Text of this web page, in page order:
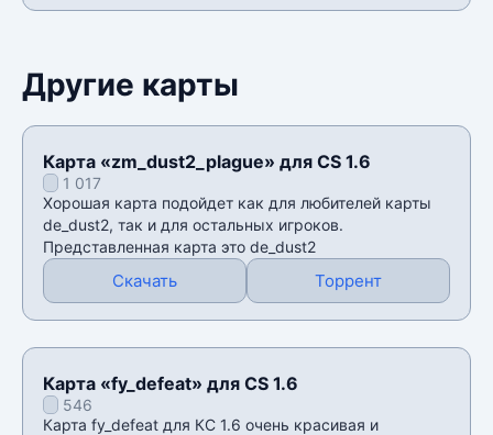
Другие карты
Карта «zm_dust2_plague» для CS 1.6
1 017
Хорошая карта подойдет как для любителей карты
de_dust2, так и для остальных игроков.
Представленная карта это de_dust2
Скачать Торрент
Карта «fy_defeat» для CS 1.6
546
Карта fy_defeat для КС 1.6 очень красивая и